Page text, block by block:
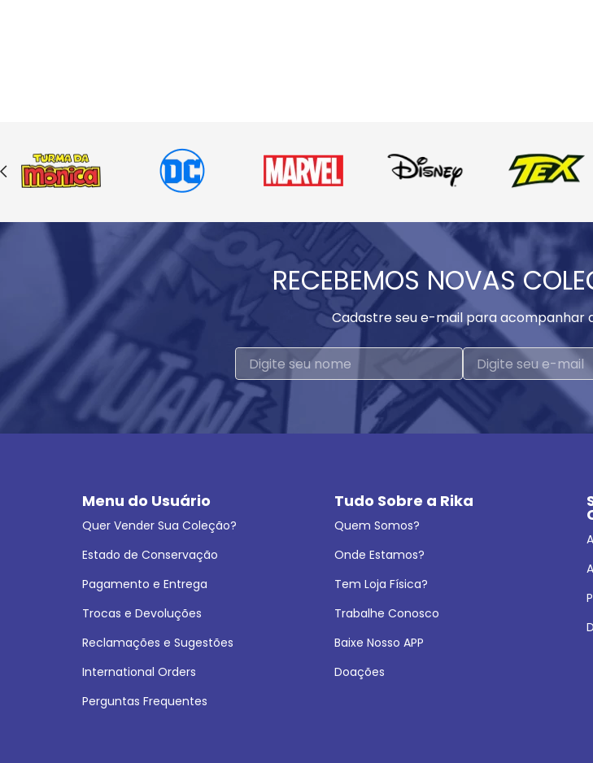
RECEBEMOS NOVAS
Cadastre seu e-mail para acompanhar
Menu do Usuário
Quer Vender Sua Coleção?
Estado de Conservação
Pagamento e Entrega
Trocas e Devoluções
Reclamações e Sugestões
International Orders
Perguntas Frequentes
Tudo Sobre a Rika
Quem Somos?
Onde Estamos?
Tem Loja Física?
Trabalhe Conosco
Baixe Nosso APP
Doações